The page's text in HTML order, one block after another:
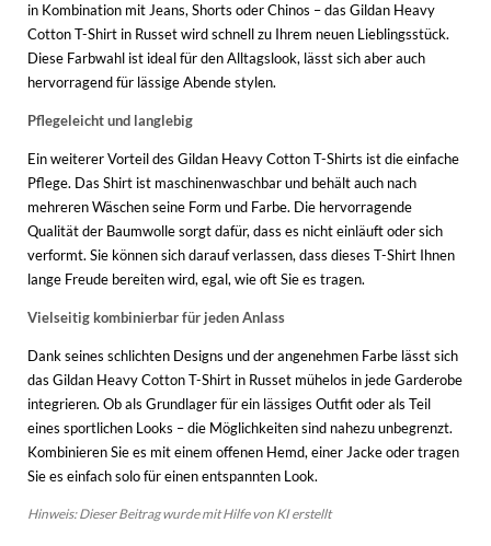
in Kombination mit Jeans, Shorts oder Chinos – das Gildan Heavy
Cotton T-Shirt in Russet wird schnell zu Ihrem neuen Lieblingsstück.
Diese Farbwahl ist ideal für den Alltagslook, lässt sich aber auch
hervorragend für lässige Abende stylen.
Pflegeleicht und langlebig
Ein weiterer Vorteil des Gildan Heavy Cotton T-Shirts ist die einfache
Pflege. Das Shirt ist maschinenwaschbar und behält auch nach
mehreren Wäschen seine Form und Farbe. Die hervorragende
Qualität der Baumwolle sorgt dafür, dass es nicht einläuft oder sich
verformt. Sie können sich darauf verlassen, dass dieses T-Shirt Ihnen
lange Freude bereiten wird, egal, wie oft Sie es tragen.
Vielseitig kombinierbar für jeden Anlass
Dank seines schlichten Designs und der angenehmen Farbe lässt sich
das Gildan Heavy Cotton T-Shirt in Russet mühelos in jede Garderobe
integrieren. Ob als Grundlager für ein lässiges Outfit oder als Teil
eines sportlichen Looks – die Möglichkeiten sind nahezu unbegrenzt.
Kombinieren Sie es mit einem offenen Hemd, einer Jacke oder tragen
Sie es einfach solo für einen entspannten Look.
Hinweis: Dieser Beitrag wurde mit Hilfe von KI erstellt